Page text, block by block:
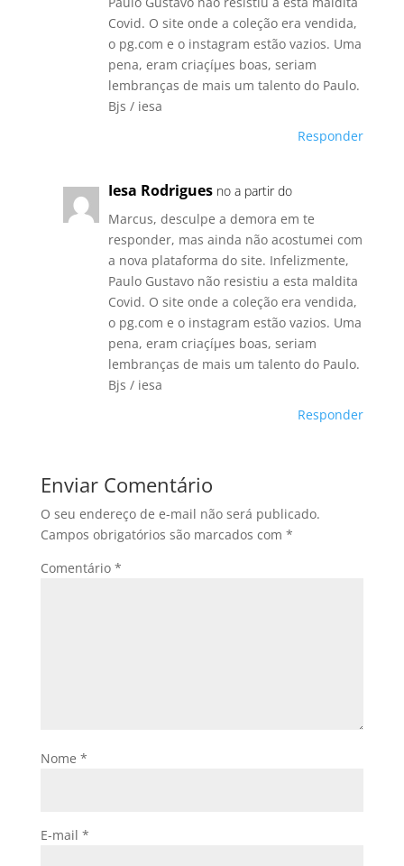
Covid. O site onde a coleção era vendida,
o pg.com e o instagram estão vazios. Uma
pena, eram criaçíµes boas, seriam
lembranças de mais um talento do Paulo.
Bjs / iesa
Responder
Iesa Rodrigues no a partir do
Marcus, desculpe a demora em te
responder, mas ainda não acostumei com
a nova plataforma do site. Infelizmente,
Paulo Gustavo não resistiu a esta maldita
Covid. O site onde a coleção era vendida,
o pg.com e o instagram estão vazios. Uma
pena, eram criaçíµes boas, seriam
lembranças de mais um talento do Paulo.
Bjs / iesa
Responder
Enviar Comentário
O seu endereço de e-mail não será publicado.
Campos obrigatórios são marcados com *
Comentário *
Nome *
E-mail *